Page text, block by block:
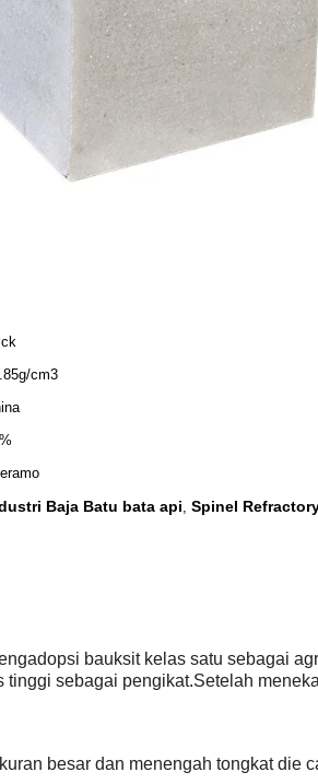
cm3
Baja Batu bata api, Spinel
bauksit kelas satu sebagai
sebagai pengikat.Setelah
besar dan menengah tongkat die